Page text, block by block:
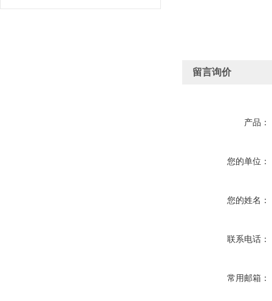
留言询价
产品：
您的单位：
您的姓名：
联系电话：
常用邮箱：